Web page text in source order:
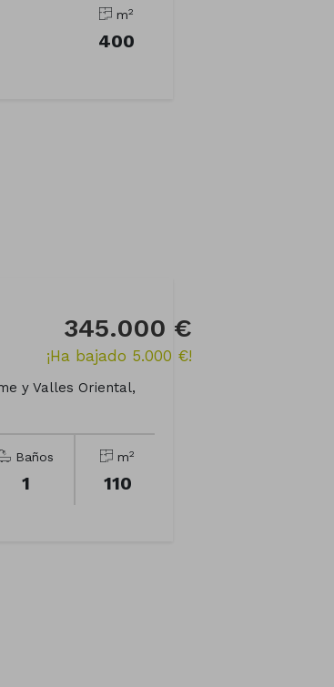
m2
400
345.000 €
¡Ha bajado 5.000 €!
y Valles Oriental,
Baños
1
m2
110